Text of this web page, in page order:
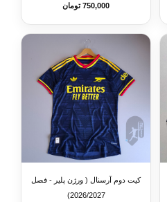
750,000 تومان
کیت دوم آرسنال ( ورژن پلیر - فصل
2026/2027)